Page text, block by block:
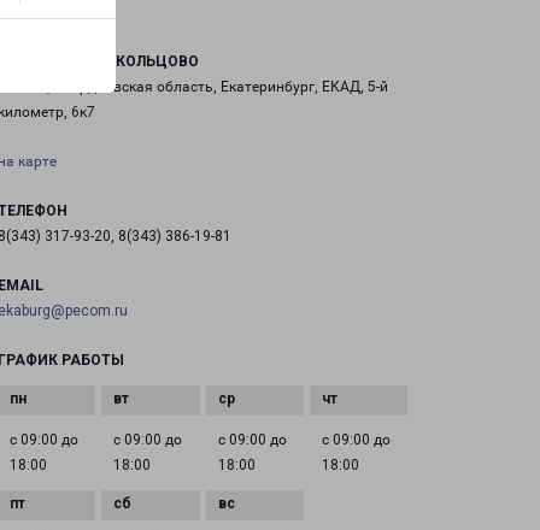
КОЛЬЦОВО
Свердловская область, Екатеринбург, ЕКАД, 5-й
6к7
карте
317-93-20, 8(343) 386-19-81
РАБОТЫ
с 09:00 до
18:00
с 09:00 до
18:00
с 09:00 до
18:00
с 09:00 до
18:00